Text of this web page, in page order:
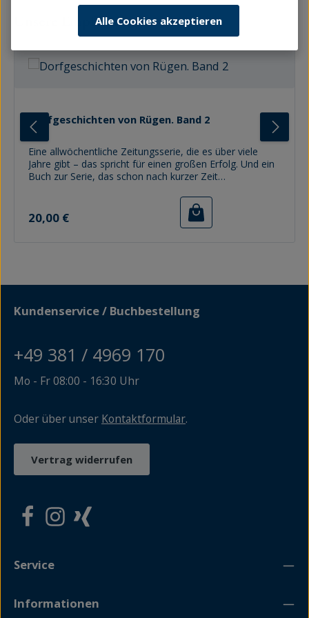
Produktgalerie überspringen
Unsere Empfehlungen
Dorfgeschichten von Rügen. Band 2
Eine allwöchentliche Zeitungsserie, die es über viele
Jahre gibt – das spricht für einen großen Erfolg. Und ein
Buch zur Serie, das schon nach kurzer Zeit
Dorfgeschichten von der Insel Rügen sind
viel: spannend, aufschlussreich, unterhaltend, den
Horizont erweiternd, oft fröhlich, manchmal traurig,
kennen ihre Insel. Deshalb gelingt es ihnen immer
haben. 30 Dörfer stellen sie in ihrem Buch vor. Und sie
Hubschrauber entstieg, besser bekannt als Prinz Charles.
20,00 €
Kundenservice / Buchbestellung
+49 381 / 4969 170
Mo - Fr 08:00 - 16:30 Uhr
Oder über unser Kontaktformular.
Vertrag widerrufen
Service
Informationen
Alle Cookies akzeptieren